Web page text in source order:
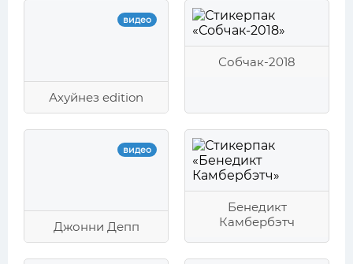
видео
Ахуйнез edition
Собчак-2018
видео
Джонни Депп
Бенедикт
Камбербэтч